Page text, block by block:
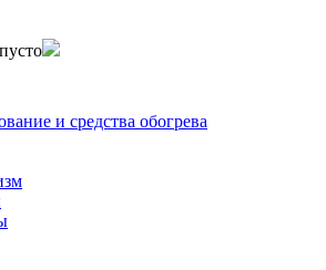
пусто
и средства обогрева